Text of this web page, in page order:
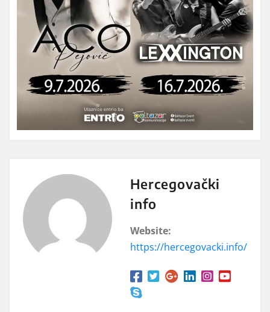
Hercegovački
info
Website:
https://hercegovacki.info/